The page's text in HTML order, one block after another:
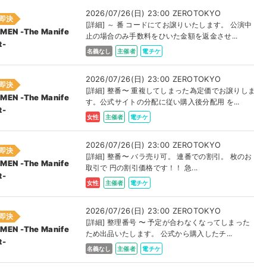
決
-The Manife
2026/07/26(日) 23:00 ZEROTOKYO
[詳細] ～ 番 コードにてお譲りいたします。 公演中
止の場合のみ手数料をひいた金額を返金させ...
名義なし 主催者 電チケ
決
-The Manife
2026/07/26(日) 23:00 ZEROTOKYO
[詳細] 整番〜 重複してしまった為定価でお譲りしま
す。公式サイトの分配に従い購入後分配用 を...
女性 主催者 電チケ
決
-The Manife
2026/07/26(日) 23:00 ZEROTOKYO
[詳細] 整番〜 バラ売り可。 連番での割引。 枚のお
取引で 円の割引価格です！！ 急...
女性 主催者 電チケ
決
-The Manife
2026/07/26(日) 23:00 ZEROTOKYO
[詳細] 整理番号 〜 予定が合わなくなってしまった
ため出品いたします。 公式から購入したチ...
名義なし 主催者 電チケ